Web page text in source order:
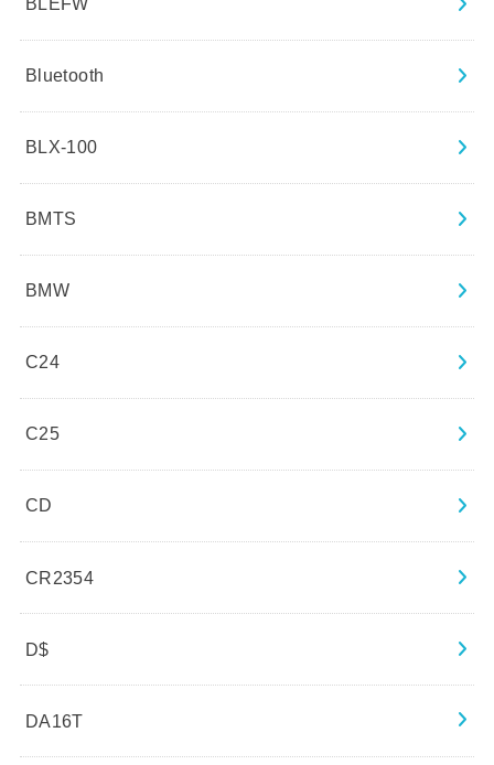
BLEFW
Bluetooth
BLX-100
BMTS
BMW
C24
C25
CD
CR2354
D$
DA16T